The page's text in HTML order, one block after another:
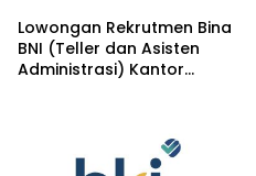
Lowongan Rekrutmen Bina
BNI (Teller dan Asisten
Administrasi) Kantor